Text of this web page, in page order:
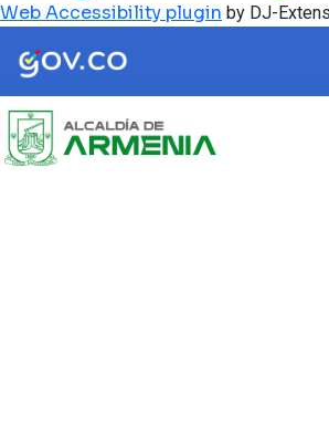
Web Accessibility plugin by DJ-